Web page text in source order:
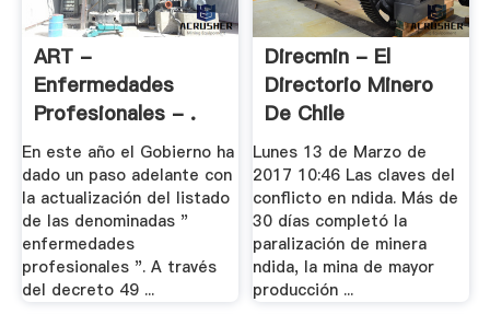
ART -
Enfermedades
Profesionales - .
En este año el Gobierno ha
dado un paso adelante con
la actualización del listado
de las denominadas "
enfermedades
profesionales ". A través
del decreto 49 ...
Direcmin - El
Directorio Minero
De Chile
Lunes 13 de Marzo de
2017 10:46 Las claves del
conflicto en ndida. Más de
30 días completó la
paralización de minera
ndida, la mina de mayor
producción ...